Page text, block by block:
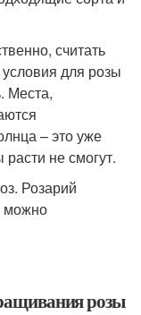
считать
для розы
Места,
– это уже
не смогут.
розы